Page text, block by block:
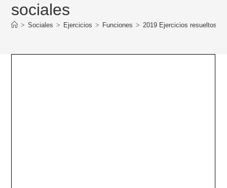
sociales
> Sociales > Ejercicios > Funciones > 2019 Ejercicios resueltos